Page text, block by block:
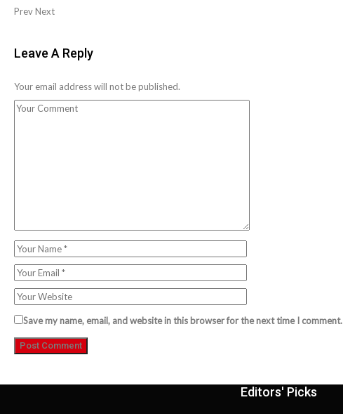
PrevNext
Leave A Reply
Your email address will not be published.
Save my name, email, and website in this browser for the next time I comment.
Editors' Picks